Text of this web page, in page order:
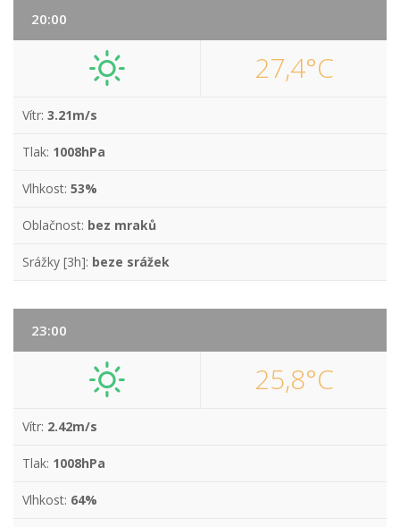
20:00
27,4°C
Vítr: 3.21m/s
Tlak: 1008hPa
Vlhkost: 53%
Oblačnost: bez mraků
Srážky [3h]: beze srážek
23:00
25,8°C
Vítr: 2.42m/s
Tlak: 1008hPa
Vlhkost: 64%